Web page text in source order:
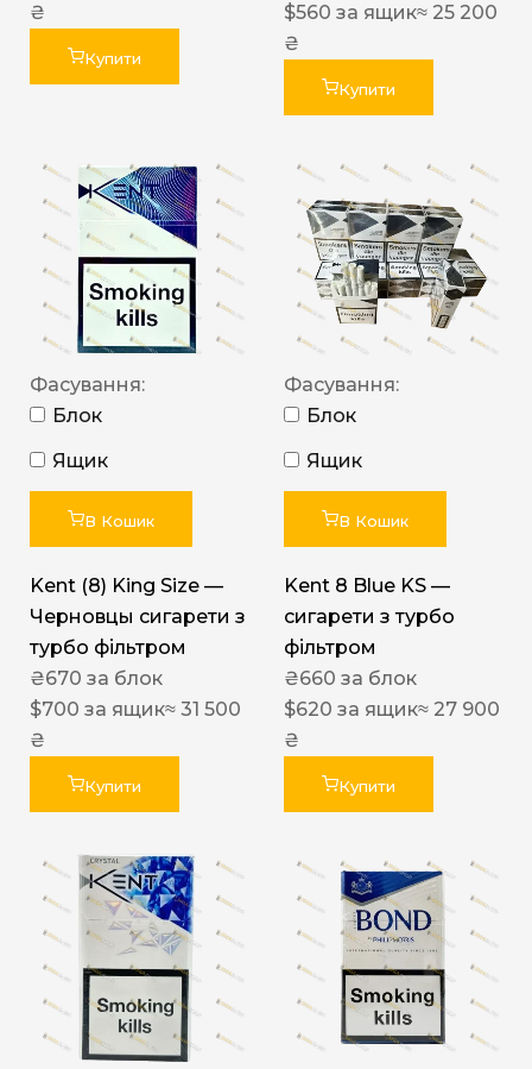
₴
Купити
$560 за ящик≈ 25 200
₴
Купити
Фасування:
Блок
Ящик
В Кошик
Kent (8) King Size —
Черновцы сигарети з
турбо фільтром
₴670 за блок
$700 за ящик≈ 31 500
₴
Купити
Фасування:
Блок
Ящик
В Кошик
Kent 8 Blue KS —
сигарети з турбо
фільтром
₴660 за блок
$620 за ящик≈ 27 900
₴
Купити